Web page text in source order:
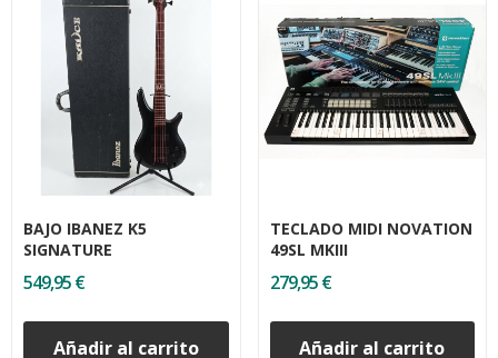
BAJO IBANEZ K5
SIGNATURE
549,95 €
Añadir al carrito
TECLADO MIDI NOVATION
49SL MKIII
279,95 €
Añadir al carrito